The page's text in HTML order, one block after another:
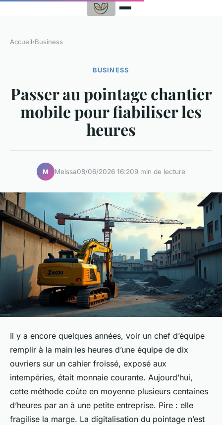
Accueil›Business
BUSINESS
Passer au pointage chantier
mobile pour fiabiliser les
heures
M Meissa08/06/2026 16:209 min de lecture
Il y a encore quelques années, voir un chef d’équipe
remplir à la main les heures d’une équipe de dix
ouvriers sur un cahier froissé, exposé aux
intempéries, était monnaie courante. Aujourd’hui,
cette méthode coûte en moyenne plusieurs centaines
d’heures par an à une petite entreprise. Pire : elle
fragilise la marge. La digitalisation du pointage n’est